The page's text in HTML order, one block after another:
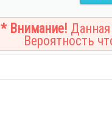
* Внимание!
Вероятность